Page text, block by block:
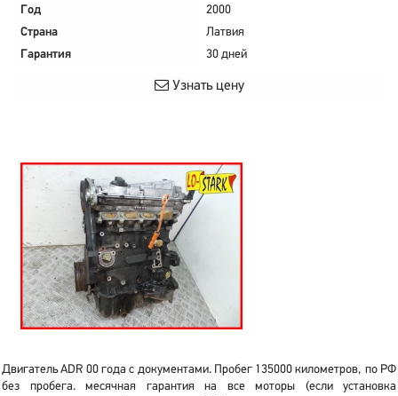
Год
2000
Страна
Латвия
Гарантия
30 дней
Узнать цену
Двигатель ADR 00 года с документами. Пробег 135000 километров, по РФ
без пробега. месячная гарантия на все моторы (если установка